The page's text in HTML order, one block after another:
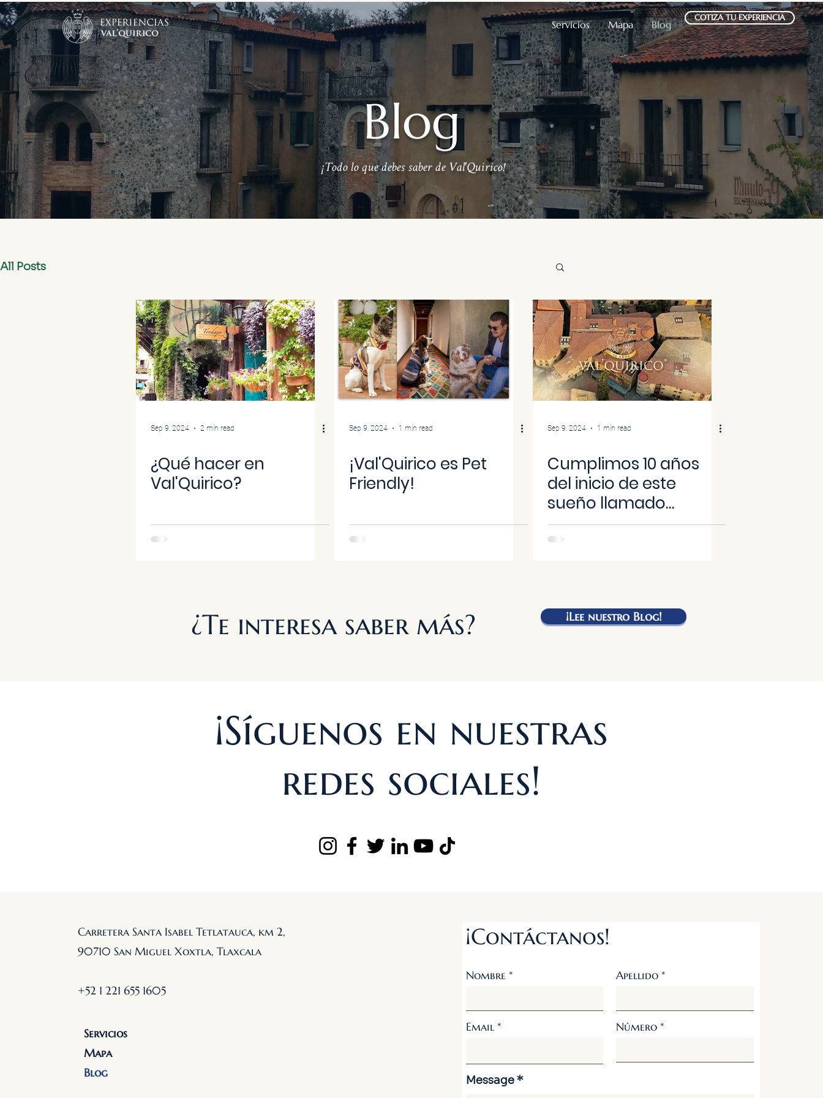
Servicios Mapa Blog
COTIZA TU EXPERIENCIA
Blog
¡Todo lo que debes saber de Val'Quirico!
All Posts
Sep 9, 2024 2 min read
¿Qué hacer en
Val'Quirico?
Sep 9, 2024 1 min read
¡Val'Quirico es Pet
Friendly!
Sep 9, 2024 1 min read
Cumplimos 10 años
del inicio de este
sueño llamado
Val’Quirico
¿Te interesa saber más? ¡Lee nuestro Blog!
¡Síguenos en nuestras
redes sociales!
Carretera Santa Isabel Tetlatauca, km 2,
90710 San Miguel Xoxtla, Tlaxcala
+52 1 221 655 1605
Servicios
Mapa
Blog
¡Contáctanos!
Nombre Apellido
Email Número
Message